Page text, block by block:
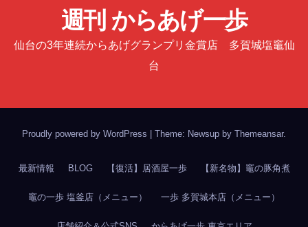
週刊 からあげ一歩
仙台の3年連続からあげグランプリ金賞店 多賀城塩竈仙
台
Proudly powered by WordPress | Theme: Newsup by Themeansar.
最新情報 BLOG 【復活】居酒屋一歩 【新名物】竈の豚角煮
竈の一歩 塩釜店（メニュー） 一歩 多賀城本店（メニュー）